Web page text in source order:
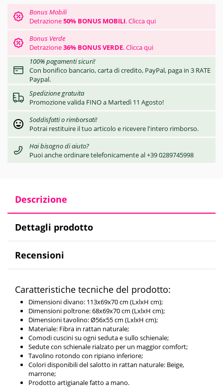
Bonus Mobili
Detrazione50% BONUS MOBILI.Clicca qui
Bonus Verde
Detrazione36% BONUS VERDE.Clicca qui
100% pagamenti sicuri!
Con bonifico bancario, carta di credito, PayPal, paga in 3 RATE
Paypal.
Spedizione gratuita
Promozione valida FINO a Martedì 11 Agosto!
Soddisfatti o rimborsati!
Potrai restituire il tuo articolo e ricevere l'intero rimborso.
Hai bisogno di aiuto?
Puoi anche ordinare telefonicamente al +39 0289745998
Descrizione
Dettagli prodotto
Recensioni
Caratteristiche tecniche del prodotto:
Dimensioni divano: 113x69x70 cm (LxlxH cm);
Dimensioni poltrone: 68x69x70 cm (LxlxH cm);
Dimensioni tavolino: Ø56x55 cm (LxlxH cm);
Materiale: Fibra in rattan naturale;
Comodi cuscini su ogni seduta e sullo schienale;
Sedute con schienale rialzato per un maggior comfort;
Tavolino rotondo con ripiano inferiore;
Colori disponibili del salotto in rattan naturale: Beige,
marrone;
Prodotto artigianale fatto a mano.